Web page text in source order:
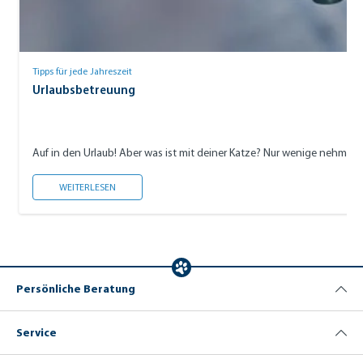
Tipps für jede Jahreszeit
Urlaubsbetreuung
Auf in den Urlaub! Aber was ist mit deiner Katze? Nur wenige
WEITERLESEN
Persönliche Beratung
Service